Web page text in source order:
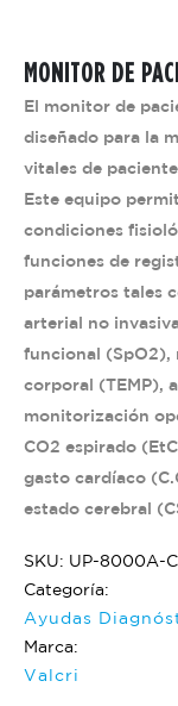
MONITOR DE
El monitor de
diseñado para la
vitales de
Este equipo
condiciones
funciones de
parámetros tales
arterial no
funcional (SpO2),
corporal (TEMP),
monitorización
CO2 espirado
gasto cardíaco
estado cerebral
SKU: UP-8000A-
Categoría:
Ayudas
Marca:
Valcri